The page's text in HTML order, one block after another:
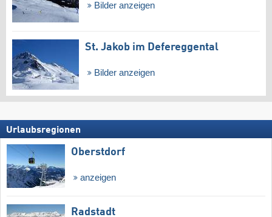
Bilder anzeigen
St. Jakob im Defereggental
Bilder anzeigen
Urlaubsregionen
Oberstdorf
anzeigen
Radstadt